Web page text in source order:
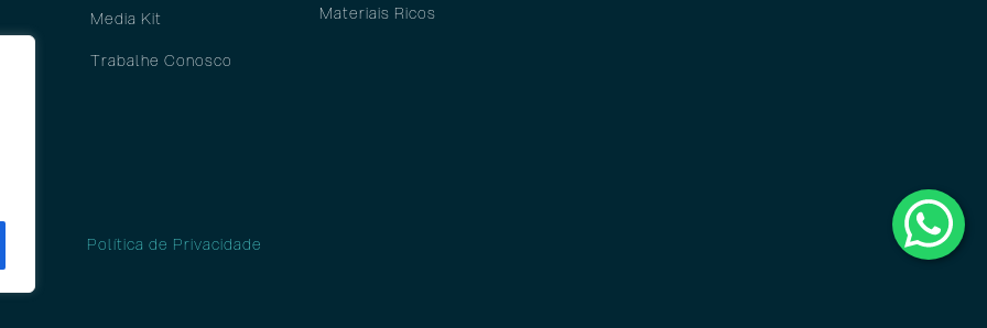
Media Kit
Trabalhe Conosco
Materiais Ricos
Política de Privacidade